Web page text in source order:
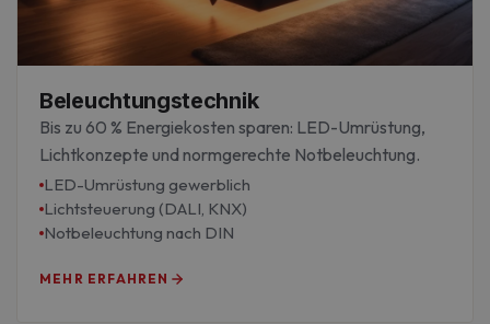
Beleuchtungstechnik
Bis zu 60 % Energiekosten sparen: LED-Umrüstung,
Lichtkonzepte und normgerechte Notbeleuchtung.
LED-Umrüstung gewerblich
Lichtsteuerung (DALI, KNX)
Notbeleuchtung nach DIN
MEHR ERFAHREN